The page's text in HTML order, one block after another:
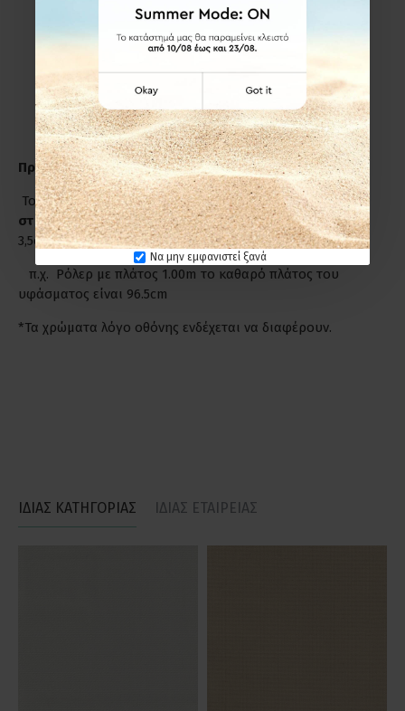
Να μην εμφανιστεί ξανά
πόρτας που για μέγιστο αισθητικό αποτέλεσμα
προσθέτουμε στο καθαρό πλάτος +8cm από την κάθε
πλευρά και στο ύψος +15cm.
προσθέτουμε επιπλέον πόντους ούτε στο πλάτος, ούτε
στο ύψος.
Προσοχή!
Το πλάτος του Ρόλερ είναι πάντα απόστήριγμα σε
στήριγμα, όμως το πλάτος του υφάσματος είναι κατά
3,5cm μικρότερο από το ολικό πλάτος του Ρόλερ.
π.χ. Ρόλερ με πλάτος 1.00m το καθαρό πλάτος του
υφάσματος είναι 96.5cm
*Τα χρώματα λόγο οθόνης ενδέχεται να διαφέρουν.
ΙΔΙΑΣ ΚΑΤΗΓΟΡΙΑΣ ΙΔΙΑΣ ΕΤΑΙΡΕΙΑΣ